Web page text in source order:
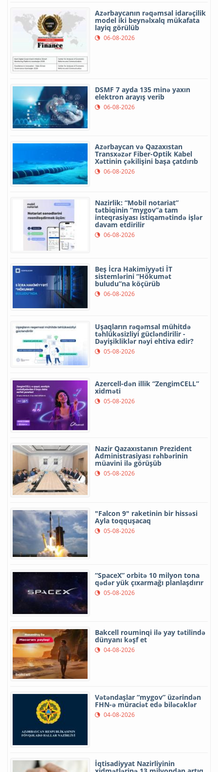
Azərbaycanın rəqəmsal idarəçilik
model iki beynəlxalq mükafata
layiq görülüb
06-08-2026
DSMF 7 ayda 135 minə yaxın
elektron arayış verib
06-08-2026
Azərbaycan və Qazaxıstan
Transxəzər Fiber-Optik Kabel
Xəttinin çəkilişini başa çatdırıb
06-08-2026
Nazirlik: “Mobil notariat”
tətbiqinin “mygov”a tam
inteqrasiyası istiqamətində işlər
davam etdirilir
06-08-2026
Beş İcra Hakimiyyəti İT
sistemlərini “Hökumət
buludu”na köçürüb
06-08-2026
Uşaqların rəqəmsal mühitdə
təhlükəsizliyi gücləndirilir -
Dəyişikliklər nəyi ehtiva edir?
05-08-2026
Azercell-dən illik “ZengimCELL”
xidməti
05-08-2026
Nazir Qazaxıstanın Prezident
Administrasiyası rəhbərinin
müavini ilə görüşüb
05-08-2026
"Falcon 9" raketinin bir hissəsi
Ayla toqquşacaq
05-08-2026
“SpaceX” orbitə 10 milyon tona
qədər yük çıxarmağı planlaşdırır
05-08-2026
Bakcell rouminqi ilə yay tətilində
dünyanı kəşf et
04-08-2026
Vətəndaşlar “mygov” üzərindən
FHN-ə müraciət edə biləcəklər
04-08-2026
İqtisadiyyat Nazirliyinin